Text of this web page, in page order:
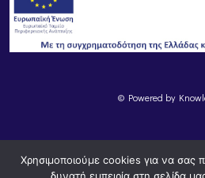
© Powered by
Χρησιμοποιούμε cookies για να σας